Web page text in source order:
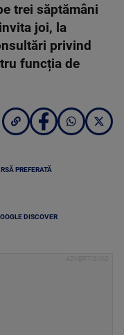
trei săptămâni
joi, la
privind
funcția de
PREFERATĂ
DISCOVER